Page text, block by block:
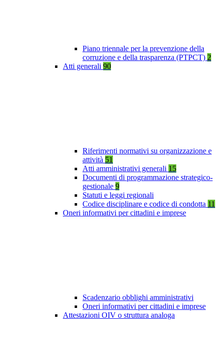
Piano triennale per la prevenzione della
corruzione e della trasparenza (PTPCT) 2
Atti generali 90
Riferimenti normativi su organizzazione e
attività 51
Atti amministrativi generali 15
Documenti di programmazione strategico-
gestionale 9
Statuti e leggi regionali
Codice disciplinare e codice di condotta 11
Oneri informativi per cittadini e imprese
Scadenzario obblighi amministrativi
Oneri informativi per cittadini e imprese
Attestazioni OIV o struttura analoga